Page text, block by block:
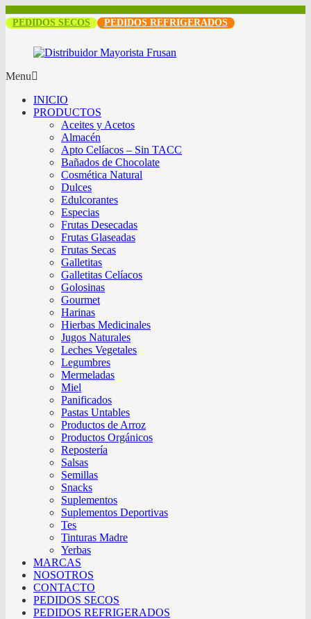
PEDIDOS SECOS PEDIDOS REFRIGERADOS
Menu
INICIO
PRODUCTOS
Aceites y Acetos
Almacén
Apto Celíacos – Sin TACC
Bañados de Chocolate
Cosmética Natural
Dulces
Edulcorantes
Especias
Frutas Desecadas
Frutas Glaseadas
Frutas Secas
Galletitas
Galletitas Celíacos
Golosinas
Gourmet
Harinas
Hierbas Medicinales
Jugos Naturales
Leches Vegetales
Legumbres
Mermeladas
Miel
Panificados
Pastas Untables
Productos de Arroz
Productos Orgánicos
Repostería
Salsas
Semillas
Snacks
Suplementos
Suplementos Deportivas
Tes
Tinturas Madre
Yerbas
MARCAS
NOSOTROS
CONTACTO
PEDIDOS SECOS
PEDIDOS REFRIGERADOS